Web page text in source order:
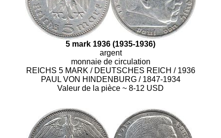
5 mark 1936 (1935-1936)
argent
monnaie de circulation
REICHS 5 MARK / DEUTSCHES REICH / 1936
PAUL VON HINDENBURG / 1847-1934
Valeur de la pièce ~ 8-12 USD